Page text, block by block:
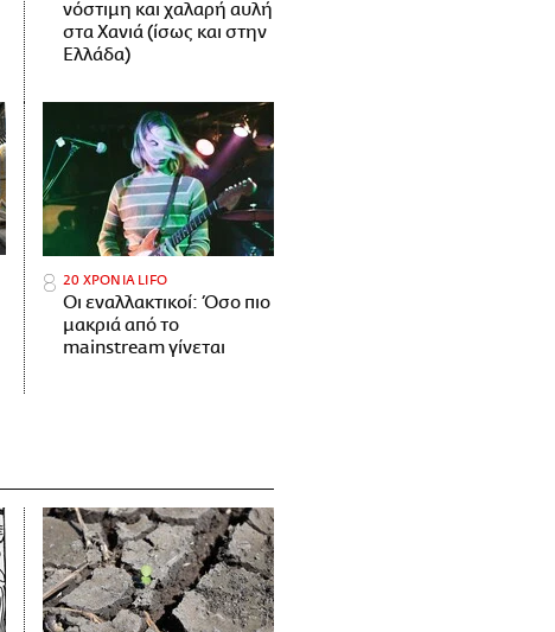
νόστιμη και χαλαρή αυλή
στα Χανιά (ίσως και στην
Ελλάδα)
20 ΧΡΟΝΙΑ LIFO
Οι εναλλακτικοί: Όσο πιο
μακριά από το
mainstream γίνεται